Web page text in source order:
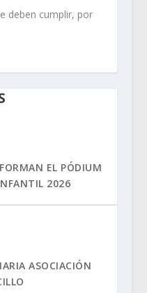
deben cumplir, por
EL PÓDIUM
2026
ASOCIACIÓN